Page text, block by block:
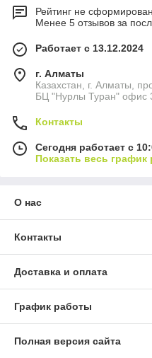
Рейтинг не сформирован
Менее 5 отзывов за
Работает с 13.12.2024
г. Алматы
Казахстан, г. Алматы,
БЦ "Нурлы Туран" офис
Контакты
Сегодня работает с
Показать весь график
О нас
Контакты
Доставка и оплата
График работы
Полная версия сайта